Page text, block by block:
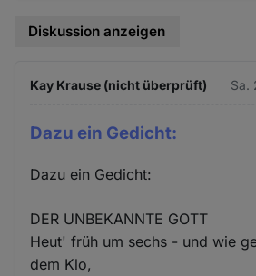
Diskussion anzeigen
Kay Krause (nicht überprüft) Sa.
Dazu ein Gedicht:
Dazu ein Gedicht:
DER UNBEKANNTE GOTT
Heut' früh um sechs - und wie
dem Klo,